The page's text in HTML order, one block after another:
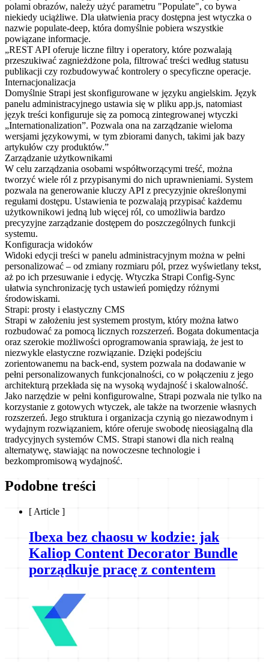
polami obrazów, należy użyć parametru "Populate", co bywa
niekiedy uciążliwe. Dla ułatwienia pracy dostępna jest wtyczka o
nazwie populate-deep, która domyślnie pobiera wszystkie
powiązane informacje.
„REST API oferuje liczne filtry i operatory, które pozwalają
przeszukiwać zagnieżdżone pola, filtrować treści według statusu
publikacji czy rozbudowywać kontrolery o specyficzne operacje.
Internacjonalizacja
Domyślnie Strapi jest skonfigurowane w języku angielskim. Język
panelu administracyjnego ustawia się w pliku app.js, natomiast
język treści konfiguruje się za pomocą zintegrowanej wtyczki
„Internationalization”. Pozwala ona na zarządzanie wieloma
wersjami językowymi, w tym zbiorami danych, takimi jak bazy
artykułów czy produktów.”
Zarządzanie użytkownikami
W celu zarządzania osobami współtworzącymi treść, można
tworzyć wiele ról z przypisanymi do nich uprawnieniami. System
pozwala na generowanie kluczy API z precyzyjnie określonymi
regułami dostępu. Ustawienia te pozwalają przypisać każdemu
użytkownikowi jedną lub więcej ról, co umożliwia bardzo
precyzyjne zarządzanie dostępem do poszczególnych funkcji
systemu.
Konfiguracja widoków
Widoki edycji treści w panelu administracyjnym można w pełni
personalizować – od zmiany rozmiaru pól, przez wyświetlany tekst,
aż po ich przesuwanie i edycję. Wtyczka Strapi Config-Sync
ułatwia synchronizację tych ustawień pomiędzy różnymi
środowiskami.
Strapi: prosty i elastyczny CMS
Strapi w założeniu jest systemem prostym, który można łatwo
rozbudować za pomocą licznych rozszerzeń. Bogata dokumentacja
oraz szerokie możliwości oprogramowania sprawiają, że jest to
niezwykle elastyczne rozwiązanie. Dzięki podejściu
zorientowanemu na back-end, system pozwala na dodawanie w
pełni personalizowanych funkcjonalności, co w połączeniu z jego
architekturą przekłada się na wysoką wydajność i skalowalność.
Jako narzędzie w pełni konfigurowalne, Strapi pozwala nie tylko na
korzystanie z gotowych wtyczek, ale także na tworzenie własnych
rozszerzeń. Jego struktura i organizacja czynią go niezawodnym i
wydajnym rozwiązaniem, które oferuje swobodę nieosiągalną dla
tradycyjnych systemów CMS. Strapi stanowi dla nich realną
alternatywę, stawiając na nowoczesne technologie i
bezkompromisową wydajność.
Podobne treści
[ Article ]
Ibexa bez chaosu w kodzie: jak
Kaliop Content Decorator Bundle
porządkuje pracę z contentem